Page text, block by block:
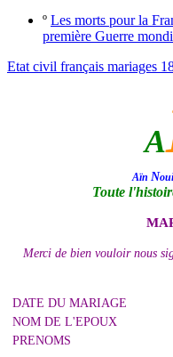
º Les morts pour la
première Guerre
Etat civil français mariages
A
Aïn N
Toute
Merci de bien vouloir nous
DATE DU MARIAGE
NOM DE L'EPOUX
PRENOMS